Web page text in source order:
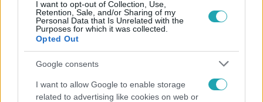
I want to opt-out of Collection, Use,
Retention, Sale, and/or Sharing of my
Personal Data that Is Unrelated with the
Purposes for which it was collected.
Opted Out
Google consents
I want to allow Google to enable storage
related to advertising like cookies on web or
Népszerű